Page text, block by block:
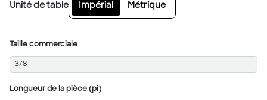
Unité de table Impérial Métrique
Taille commerciale
3/8
Longueur de la pièce (pi)